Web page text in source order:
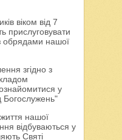
віком від 7
прислуговувати
обрядами нашої
згідно з
у
нашої
відбуваються у
Святі